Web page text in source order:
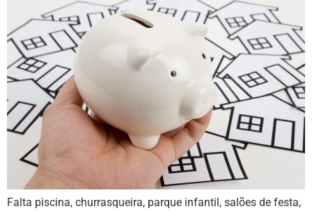
Falta piscina, churrasqueira, parque infantil, salões de festa,